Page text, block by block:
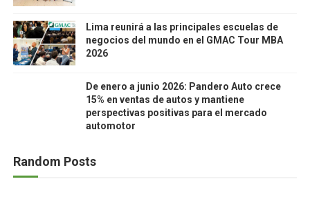
Lima reunirá a las principales escuelas de
negocios del mundo en el GMAC Tour MBA
2026
De enero a junio 2026: Pandero Auto crece
15% en ventas de autos y mantiene
perspectivas positivas para el mercado
automotor
Random Posts